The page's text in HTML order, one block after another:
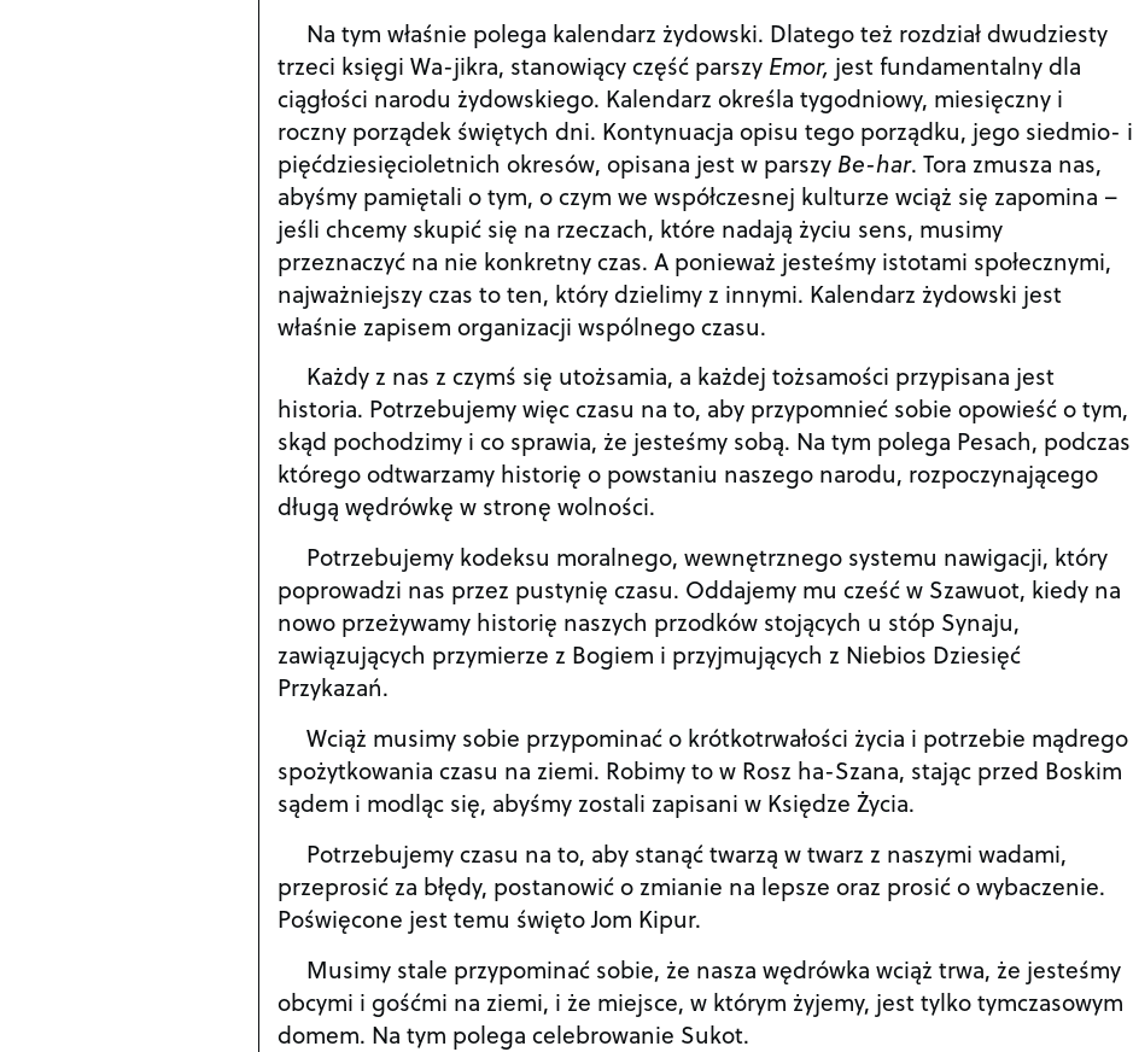
Na tym właśnie polega kalendarz żydowski. Dlatego też rozdział dwudziesty
trzeci księgi Wa-jikra, stanowiący część parszy Emor, jest fundamentalny dla
ciągłości narodu żydowskiego. Kalendarz określa tygodniowy, miesięczny i
roczny porządek świętych dni. Kontynuacja opisu tego porządku, jego siedmio- i
pięćdziesięcioletnich okresów, opisana jest w parszy Be-har. Tora zmusza nas,
abyśmy pamiętali o tym, o czym we współczesnej kulturze wciąż się zapomina –
jeśli chcemy skupić się na rzeczach, które nadają życiu sens, musimy
przeznaczyć na nie konkretny czas. A ponieważ jesteśmy istotami społecznymi,
najważniejszy czas to ten, który dzielimy z innymi. Kalendarz żydowski jest
właśnie zapisem organizacji wspólnego czasu.
Każdy z nas z czymś się utożsamia, a każdej tożsamości przypisana jest
historia. Potrzebujemy więc czasu na to, aby przypomnieć sobie opowieść o tym,
skąd pochodzimy i co sprawia, że jesteśmy sobą. Na tym polega Pesach, podczas
którego odtwarzamy historię o powstaniu naszego narodu, rozpoczynającego
długą wędrówkę w stronę wolności.
Potrzebujemy kodeksu moralnego, wewnętrznego systemu nawigacji, który
poprowadzi nas przez pustynię czasu. Oddajemy mu cześć w Szawuot, kiedy na
nowo przeżywamy historię naszych przodków stojących u stóp Synaju,
zawiązujących przymierze z Bogiem i przyjmujących z Niebios Dziesięć
Przykazań.
Wciąż musimy sobie przypominać o krótkotrwałości życia i potrzebie mądrego
spożytkowania czasu na ziemi. Robimy to w Rosz ha-Szana, stając przed Boskim
sądem i modląc się, abyśmy zostali zapisani w Księdze Życia.
Potrzebujemy czasu na to, aby stanąć twarzą w twarz z naszymi wadami,
przeprosić za błędy, postanowić o zmianie na lepsze oraz prosić o wybaczenie.
Poświęcone jest temu święto Jom Kipur.
Musimy stale przypominać sobie, że nasza wędrówka wciąż trwa, że jesteśmy
obcymi i gośćmi na ziemi, i że miejsce, w którym żyjemy, jest tylko tymczasowym
domem. Na tym polega celebrowanie Sukot.